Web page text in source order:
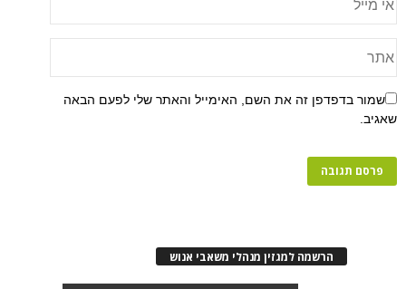
שמור בדפדפן זה את השם, האימייל והאתר שלי לפעם הבאה
שאגיב.
הרשמה למגזין מנהלי משאבי אנוש